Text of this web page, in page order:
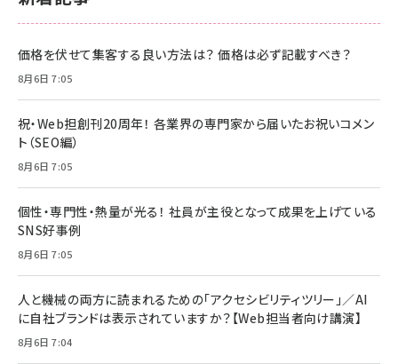
価格を伏せて集客する良い方法は？ 価格は必ず記載すべき？
8月6日 7:05
祝・Web担創刊20周年！ 各業界の専門家から届いたお祝いコメン
ト（SEO編）
8月6日 7:05
個性・専門性・熱量が光る！ 社員が主役となって成果を上げている
SNS好事例
8月6日 7:05
人と機械の両方に読まれるための「アクセシビリティツリー」／AI
に自社ブランドは表示されていますか？【Web担当者向け講演】
8月6日 7:04